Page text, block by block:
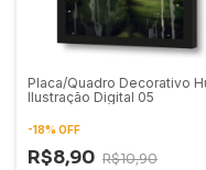
Placa/Quadro Decorativo
Ilustração Digital 05
-18% OFF
R$8,90 R$10,90